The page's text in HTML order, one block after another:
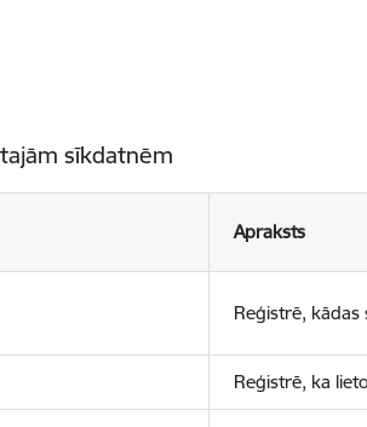
sīkdatnēm
Apraksts
Reģistrē,
Reģistrē, ka